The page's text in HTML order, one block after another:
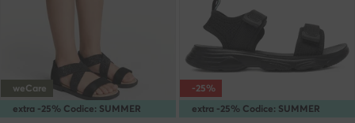
extra -25% Codice: SUMMER
weCare
extra -25% Codice: SUMMER
-25%